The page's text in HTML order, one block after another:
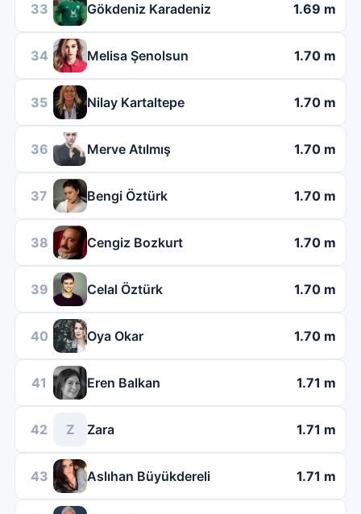
33 Gökdeniz Karadeniz 1.69 m
34 Melisa Şenolsun 1.70 m
35 Nilay Kartaltepe 1.70 m
36 Merve Atılmış 1.70 m
37 Bengi Öztürk 1.70 m
38 Cengiz Bozkurt 1.70 m
39 Celal Öztürk 1.70 m
40 Oya Okar 1.70 m
41 Eren Balkan 1.71 m
42 Z Zara 1.71 m
43 Aslıhan Büyükdereli 1.71 m